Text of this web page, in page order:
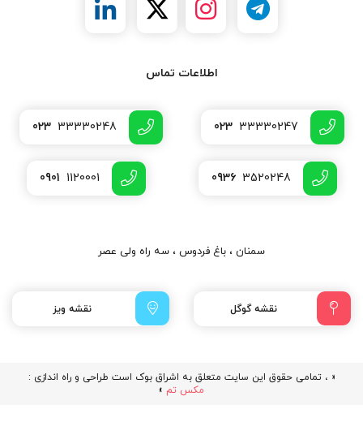
اطلاعات تماس
023 33330247
023 33330248
0936 3520248
0901 1120001
سمنان ، باغ فردوس ، سه راه ولی عصر
نقشه گوگل نقشه ویز
« ، تمامی حقوق این سایت متعلق به اشراق بوک است طراحی و راه اندازی :
مکس تم »